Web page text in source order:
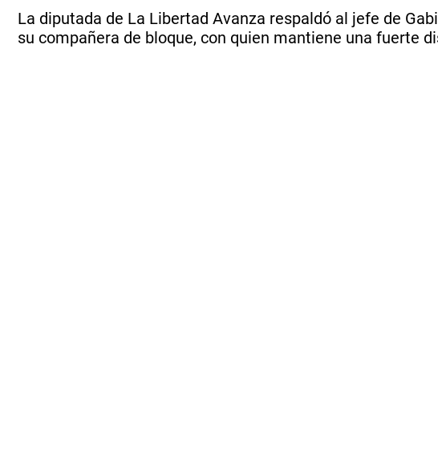
La diputada de La Libertad Avanza respaldó al jefe de
su compañera de bloque, con quien mantiene una fuerte